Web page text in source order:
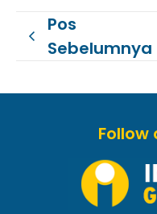
Pos
Sebelumnya
Follow